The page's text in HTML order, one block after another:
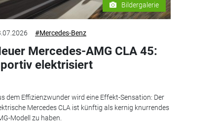
Bildergalerie
#Mercedes-Benz
Mercedes-AMG CLA 45:
elektrisiert
dem Effizienzwunder wird eine Effekt-Sensation: Der
Mercedes CLA ist künftig als kernig knurrendes
Modell zu haben.